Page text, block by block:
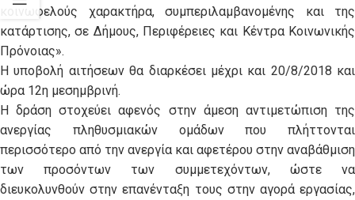
κοινωφελούς χαρακτήρα, συμπεριλαμβανομένης και της
κατάρτισης, σε Δήμους, Περιφέρειες και Κέντρα Κοινωνικής
Πρόνοιας».
Η υποβολή αιτήσεων θα διαρκέσει μέχρι και 20/8/2018 και
ώρα 12η μεσημβρινή.
Η δράση στοχεύει αφενός στην άμεση αντιμετώπιση της
ανεργίας πληθυσμιακών ομάδων που πλήττονται
περισσότερο από την ανεργία και αφετέρου στην αναβάθμιση
των προσόντων των συμμετεχόντων, ώστε να
διευκολυνθούν στην επανένταξη τους στην αγορά εργασίας,